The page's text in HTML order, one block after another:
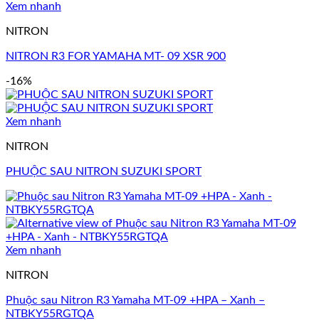
Xem nhanh
NITRON
NITRON R3 FOR YAMAHA MT- 09 XSR 900
-16%
Xem nhanh
NITRON
PHUỘC SAU NITRON SUZUKI SPORT
Xem nhanh
NITRON
Phuộc sau Nitron R3 Yamaha MT-09 +HPA – Xanh –
NTBKY55RGTQA